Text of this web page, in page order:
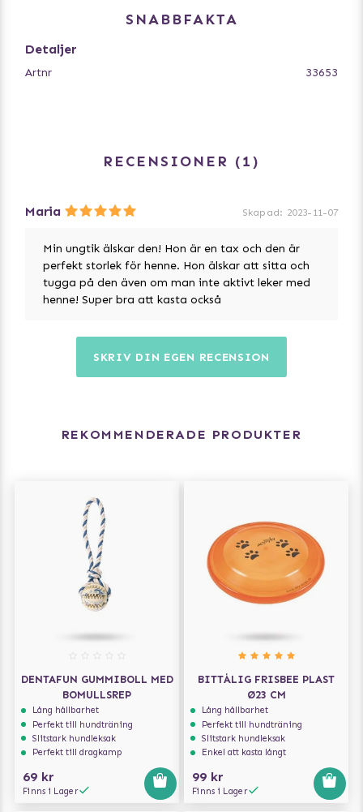
SNABBFAKTA
Detaljer
Artnr 33653
RECENSIONER 1
Maria Skapad: 2023-11-07
Min ungtik älskar den! Hon är en tax och den är
perfekt storlek för henne. Hon älskar att sitta och
tugga på den även om man inte aktivt leker med
henne! Super bra att kasta också
SKRIV DIN EGEN RECENSION
REKOMMENDERADE PRODUKTER
DENTAFUN GUMMIBOLL MED
BOMULLSREP
Lång hållbarhet
Perfekt till hundträning
Slitstark hundleksak
Perfekt till dragkamp
69 kr
Finns i Lager
BITTÅLIG FRISBEE PLAST
Ø23 CM
Lång hållbarhet
Perfekt till hundträning
Slitstark hundleksak
Enkel att kasta långt
99 kr
Finns i Lager